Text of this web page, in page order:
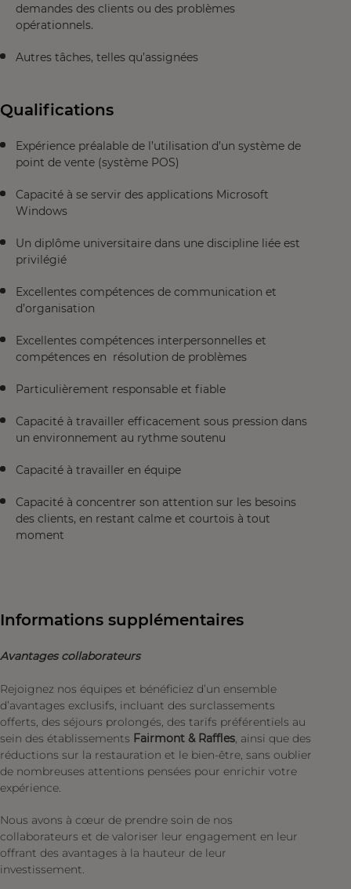
demandes des clients ou des problèmes
opérationnels.
Autres tâches, telles qu’assignées
Qualifications
Expérience préalable de l’utilisation d’un système de
point de vente (système POS)
Capacité à se servir des applications Microsoft
Windows
Un diplôme universitaire dans une discipline liée est
privilégié
Excellentes compétences de communication et
d’organisation
Excellentes compétences interpersonnelles et
compétences en résolution de problèmes
Particulièrement responsable et fiable
Capacité à travailler efficacement sous pression dans
un environnement au rythme soutenu
Capacité à travailler en équipe
Capacité à concentrer son attention sur les besoins
des clients, en restant calme et courtois à tout
moment
Informations supplémentaires
Avantages collaborateurs
Rejoignez nos équipes et bénéficiez d’un ensemble
d’avantages exclusifs, incluant des surclassements
offerts, des séjours prolongés, des tarifs préférentiels au
sein des établissements Fairmont & Raffles, ainsi que des
réductions sur la restauration et le bien-être, sans oublier
de nombreuses attentions pensées pour enrichir votre
expérience.
Nous avons à cœur de prendre soin de nos
collaborateurs et de valoriser leur engagement en leur
offrant des avantages à la hauteur de leur
investissement.